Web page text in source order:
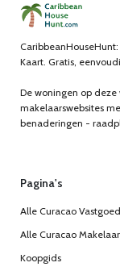
Kaart. Gratis,
De woningen op
makelaarswebsites
benaderingen -
Pagina's
Alle Curacao Vastgoed
Alle Curacao
Koopgids